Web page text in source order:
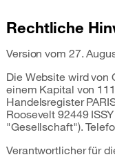
Rechtliche
Version vom 27.
Die Website wird von
einem Kapital von
Handelsregister
Roosevelt 92449
"Gesellschaft").
Verantwortlicher für